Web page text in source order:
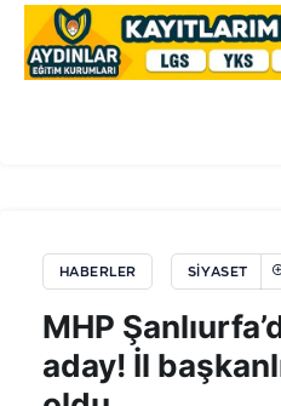
HABERLER SIYASET
MHP
aday! İl